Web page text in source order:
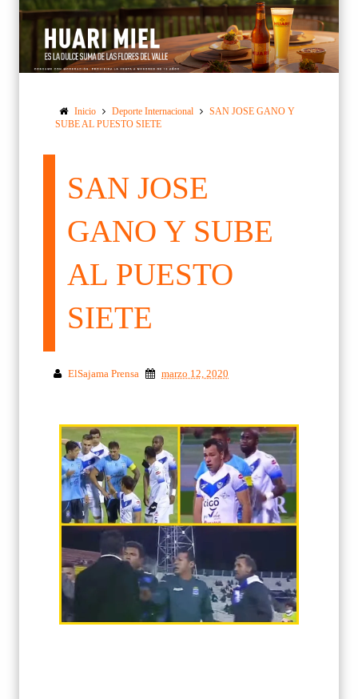
Inicio Deporte Internacional
SAN JOSE GANO Y
SUBE AL PUESTO SIETE
SAN JOSE
GANO Y SUBE
AL PUESTO
SIETE
ElSajama Prensa marzo 12, 2020